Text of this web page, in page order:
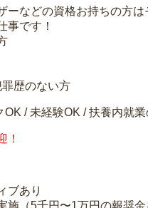
ーなどの資格お持ちの方は
事です！
歴のない方
OK / 未経験OK / 扶養内就
！
ブあり